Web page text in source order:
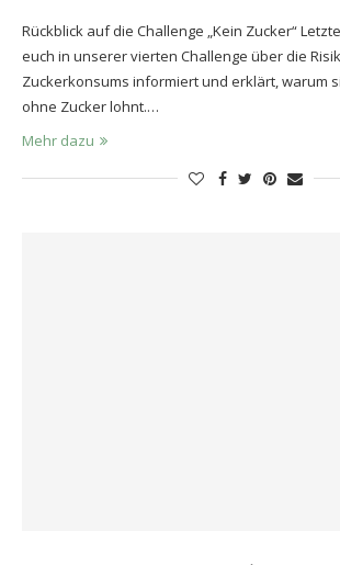
Rückblick auf die Challenge „Kein Zucker“
euch in unserer vierten Challenge über die
Zuckerkonsums informiert und erklärt, warum
ohne Zucker lohnt.…
Mehr dazu